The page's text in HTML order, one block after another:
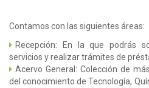
Contamos con las siguientes áreas:
Recepción: En la que podrás
servicios y realizar trámites de
Acervo General: Colección de
del conocimiento de Tecnología,